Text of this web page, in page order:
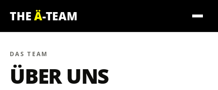
THEÄ-TEAM
DAS TEAM
ÜBER UNS